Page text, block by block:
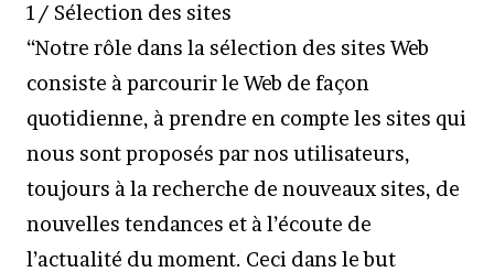
1/ Sélection des sites
“Notre rôle dans la sélection des sites Web
consiste à parcourir le Web de façon
quotidienne, à prendre en compte les sites qui
nous sont proposés par nos utilisateurs,
toujours à la recherche de nouveaux sites, de
nouvelles tendances et à l’écoute de
l’actualité du moment. Ceci dans le but